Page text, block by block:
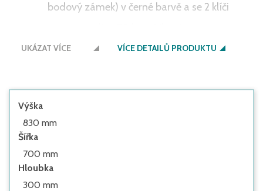
bodový zámek) v černé barvě a se 2 klíči
přestavitelnost v rastru po 15 mm
UKÁZAT VÍCE VÍCE DETAILŮ PRODUKTU
Výška
830 mm
Šířka
700 mm
Hloubka
300 mm